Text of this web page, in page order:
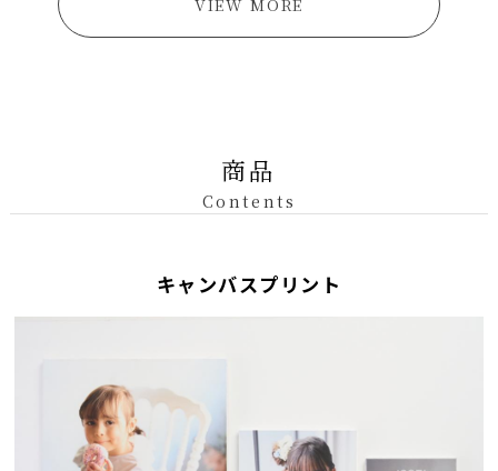
商品
Contents
キャンバスプリント